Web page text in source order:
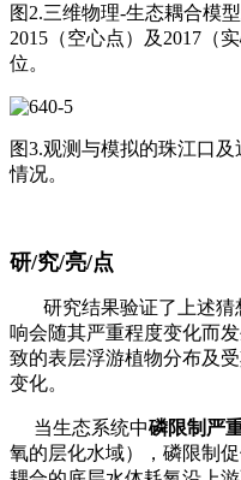
图2.三维物理-生态耦合模
2015（空心点）及2017（
位。
图3.观测与模拟的珠江口
情况。
研/究/亮/点
研究结果验证了上述猜
响会随其严重程度变化而
致的表层浮游植物分布及
变化。
当生态系统中磷限制严
氧的层化水域），磷限制